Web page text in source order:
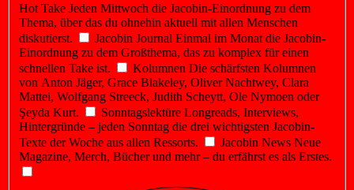
Hot Take Jeden Mittwoch die Jacobin-Einordnung zu dem
Thema, über das du ohnehin aktuell mit allen Menschen
diskutierst.
Jacobin Journal Einmal im Monat die Jacobin-
Einordnung zu dem Großthema, das zu komplex für einen
schnellen Take ist.
Kolumnen Die schärfsten Kolumnen
von Anton Jäger, Grace Blakeley, Oliver Nachtwey, Clara
Mattei, Wolfgang Streeck, Judith Scheytt, Ole Nymoen oder
Şeyda Kurt.
Sonntagslektüre Longreads, Interviews,
Hintergründe – jeden Sonntag die drei wichtigsten Jacobin-
Texte der Woche aus allen Ressorts.
Jacobin News Neue
Magazine, Merch, Bücher und mehr – du erfährst es als Erstes.